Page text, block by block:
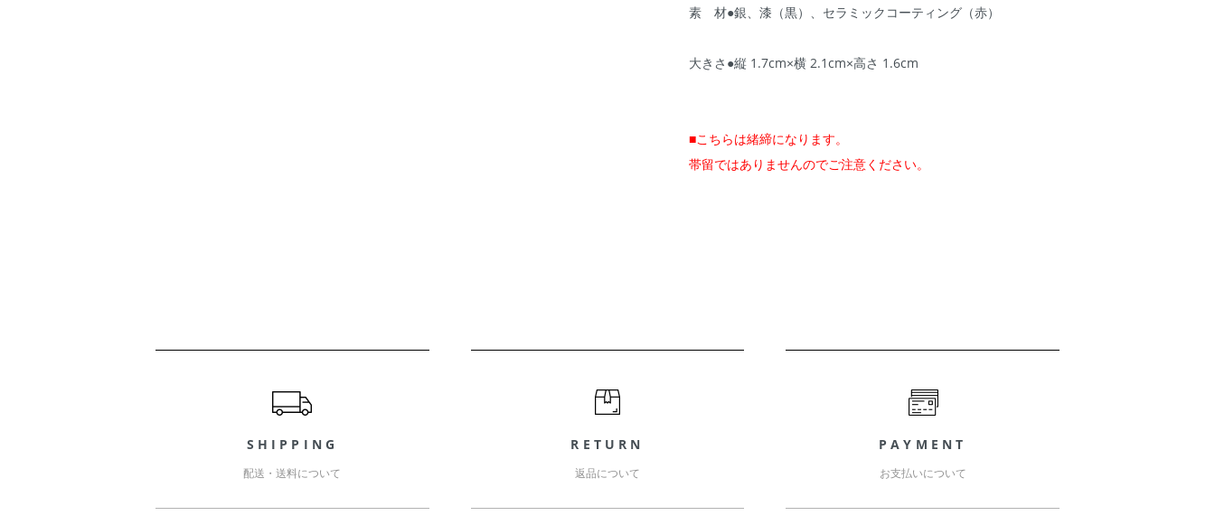
素 材●銀、漆（黒）、セラミックコーティング（赤）
大きさ●縦 1.7cm×横 2.1cm×高さ 1.6cm
■こちらは緒締になります。
帯留ではありませんのでご注意ください。
SHIPPING
配送・送料について
RETURN
返品について
PAYMENT
お支払いについて